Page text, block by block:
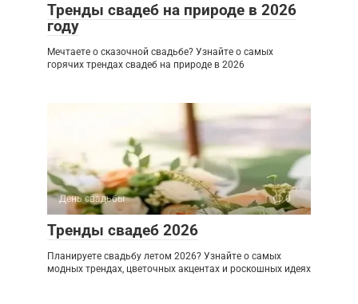
Тренды свадеб на природе в 2026
году
Мечтаете о сказочной свадьбе? Узнайте о самых
горячих трендах свадеб на природе в 2026
День свадьбы 0
Тренды свадеб 2026
Планируете свадьбу летом 2026? Узнайте о самых
модных трендах, цветочных акцентах и роскошных идеях